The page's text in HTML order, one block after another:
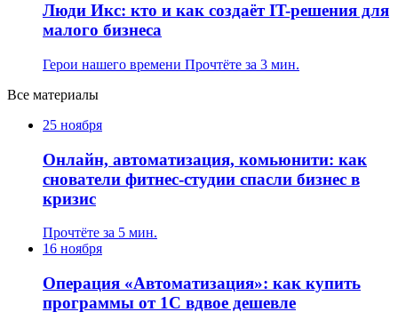
Люди Икс: кто и как создаёт IT-решения для
малого бизнеса
Герои нашего времени Прочтёте за 3 мин.
Все материалы
25 ноября
Онлайн, автоматизация, комьюнити: как
снователи фитнес-студии спасли бизнес в
кризис
Прочтёте за 5 мин.
16 ноября
Операция «Автоматизация»: как купить
программы от 1С вдвое дешевле